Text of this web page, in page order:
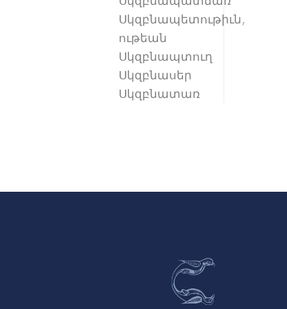
Սկզբնապետութիւն,
ութեան
Սկզբնապտուղ
Սկզբնասեր
Սկզբնատառ